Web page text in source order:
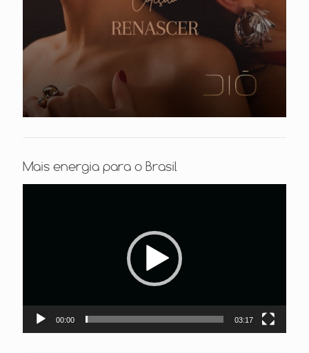
Mais energia para o Brasil
00:00 03:17